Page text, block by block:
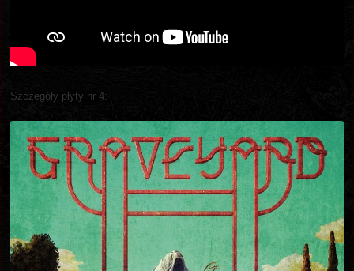
Szczegóły płyty nr 4: